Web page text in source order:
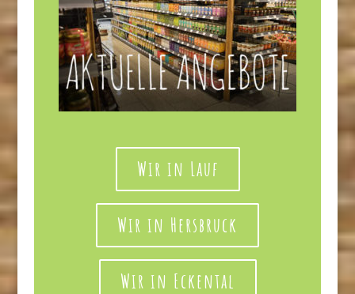
Wir in Lauf
Wir in Hersbruck
Wir in Eckental